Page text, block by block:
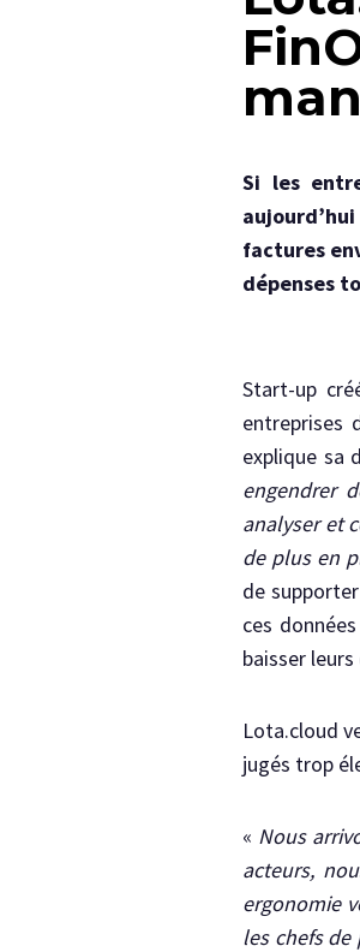
Si les
factures
dépenses
Start-up
entreprises
explique sa
engendrer
analyser et
de plus en
de
ces
baisser leurs
Lota.cloud
jugés trop
« Nous
acteurs,
ergonomie
les chefs